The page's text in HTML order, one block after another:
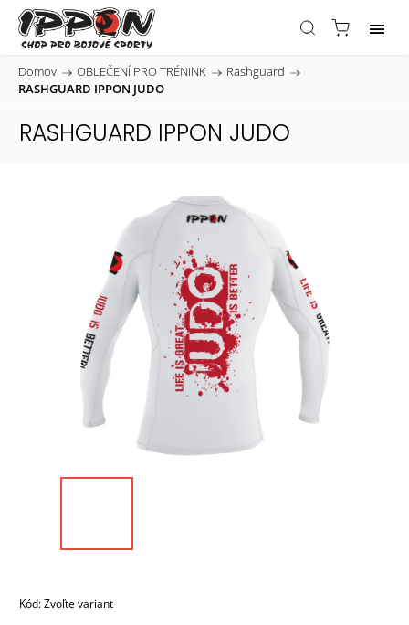
Domov / OBLEČENÍ PRO TRÉNINK / Rashguard /
RASHGUARD IPPON JUDO
RASHGUARD IPPON JUDO
Kód:Zvoľte variant